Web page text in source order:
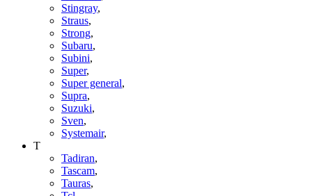
Stingray,
Straus,
Strong,
Subaru,
Subini,
Super,
Super general,
Supra,
Suzuki,
Sven,
Systemair,
T
Tadiran,
Tascam,
Tauras,